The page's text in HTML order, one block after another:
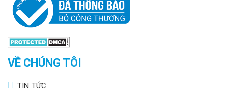
VỀ CHÚNG TÔI
TIN TỨC